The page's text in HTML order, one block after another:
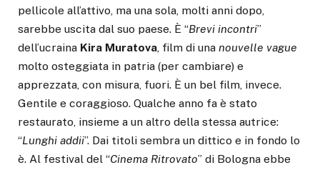
pellicole all’attivo, ma una sola, molti anni dopo,
sarebbe uscita dal suo paese. È “Brevi incontri”
dell’ucraina Kira Muratova, film di una nouvelle vague
molto osteggiata in patria (per cambiare) e
apprezzata, con misura, fuori. È un bel film, invece.
Gentile e coraggioso. Qualche anno fa è stato
restaurato, insieme a un altro della stessa autrice:
“Lunghi addii”. Dai titoli sembra un dittico e in fondo lo
è. Al festival del “Cinema Ritrovato” di Bologna ebbe